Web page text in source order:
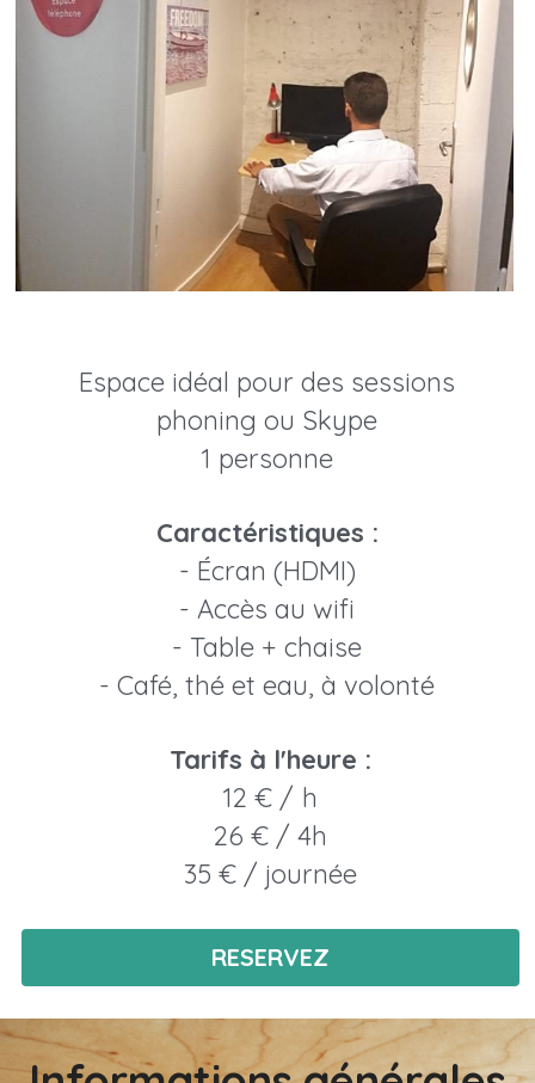
Espace idéal pour des sessions
phoning ou Skype
1 personne
Caractéristiques :
- Écran (HDMI)
- Accès au wifi
- Table + chaise
- Café, thé et eau, à volonté
Tarifs à l'heure :
12 € /  h
26 € / 4h
35 € / journée
RESERVEZ